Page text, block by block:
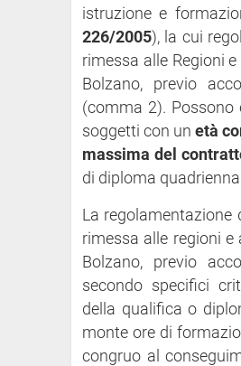
istruzione e
226/2005), la cui
rimessa alle Regioni
Bolzano, previo
(comma 2).
soggetti con un età
massima del
di diploma
La
rimessa alle regioni
Bolzano, previo
secondo specifici
della qualifica o
monte ore di
congruo al